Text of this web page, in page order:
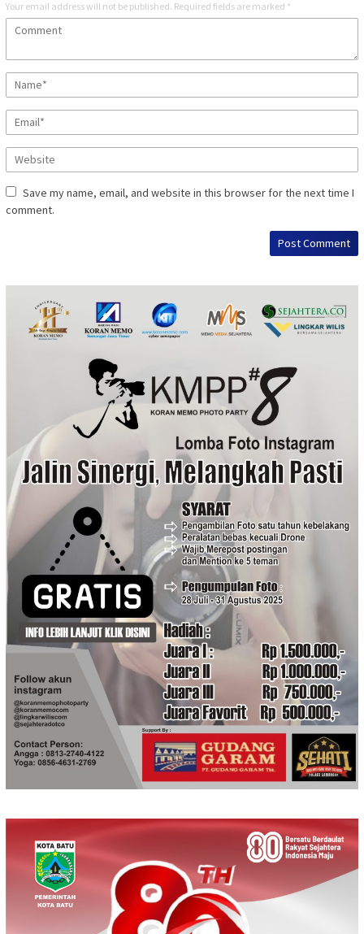
Your email address will not be published. Required fields are marked *
Save my name, email, and website in this browser for the next time I
comment.